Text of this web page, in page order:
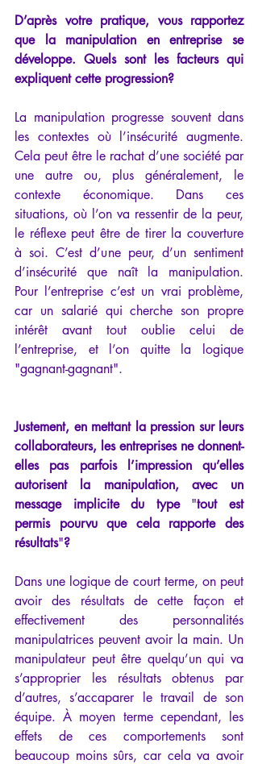
D’après votre pratique, vous rapportez
que la manipulation en entreprise se
développe. Quels sont les facteurs qui
expliquent cette progression?
La manipulation progresse souvent dans
les contextes où l’insécurité augmente.
Cela peut être le rachat d’une société par
une autre ou, plus généralement, le
contexte économique. Dans ces
situations, où l’on va ressentir de la peur,
le réflexe peut être de tirer la couverture
à soi. C’est d’une peur, d’un sentiment
d’insécurité que naît la manipulation.
Pour l’entreprise c’est un vrai problème,
car un salarié qui cherche son propre
intérêt avant tout oublie celui de
l’entreprise, et l’on quitte la logique
"gagnant-gagnant".
Justement, en mettant la pression sur leurs
collaborateurs, les entreprises ne donnent-
elles pas parfois l’impression qu’elles
autorisent la manipulation, avec un
message implicite du type "tout est
permis pourvu que cela rapporte des
résultats"?
Dans une logique de court terme, on peut
avoir des résultats de cette façon et
effectivement des personnalités
manipulatrices peuvent avoir la main. Un
manipulateur peut être quelqu’un qui va
s’approprier les résultats obtenus par
d’autres, s’accaparer le travail de son
équipe. À moyen terme cependant, les
effets de ces comportements sont
beaucoup moins sûrs, car cela va avoir